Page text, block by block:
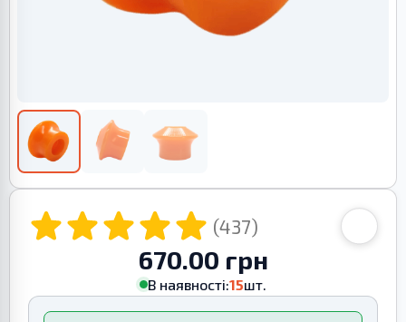
(437)
670.00 грн
В наявності:15шт.